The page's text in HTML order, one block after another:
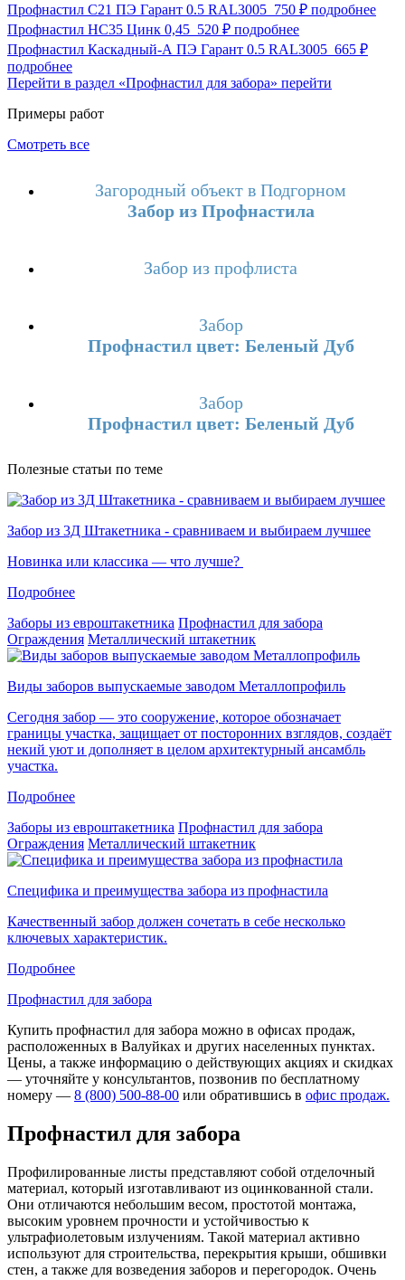
Профнастил С21 ПЭ Гарант 0.5 RAL3005 750 ₽ подробнее
Профнастил НС35 Цинк 0,45 520 ₽ подробнее
Профнастил Каскадный-А ПЭ Гарант 0.5 RAL3005 665 ₽
подробнее
Перейти в раздел «Профнастил для забора» перейти
Примеры работ
Смотреть все
Загородный объект в Подгорном
Забор из Профнастила
Забор из профлиста
Забор
Профнастил цвет: Беленый Дуб
Забор
Профнастил цвет: Беленый Дуб
Полезные статьи по теме
Забор из 3Д Штакетника - сравниваем и выбираем лучшее
Новинка или классика — что лучше?
Подробнее
Заборы из евроштакетника Профнастил для забора
Ограждения Металлический штакетник
Виды заборов выпускаемые заводом Металлопрофиль
Сегодня забор — это сооружение, которое обозначает
границы участка, защищает от посторонних взглядов, создаёт
некий уют и дополняет в целом архитектурный ансамбль
участка.
Подробнее
Заборы из евроштакетника Профнастил для забора
Ограждения Металлический штакетник
Специфика и преимущества забора из профнастила
Качественный забор должен сочетать в себе несколько
ключевых характеристик.
Подробнее
Профнастил для забора
Купить профнастил для забора можно в офисах продаж,
расположенных в Валуйках и других населенных пунктах.
Цены, а также информацию о действующих акциях и скидках
— уточняйте у консультантов, позвонив по бесплатному
номеру — 8 (800) 500-88-00 или обратившись в офис продаж.
Профнастил для забора
Профилированные листы представляют собой отделочный
материал, который изготавливают из оцинкованной стали.
Они отличаются небольшим весом, простотой монтажа,
высоким уровнем прочности и устойчивостью к
ультрафиолетовым излучениям. Такой материал активно
используют для строительства, перекрытия крыши, обшивки
стен, а также для возведения заборов и перегородок. Очень